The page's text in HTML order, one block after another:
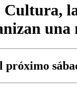
Cultura,